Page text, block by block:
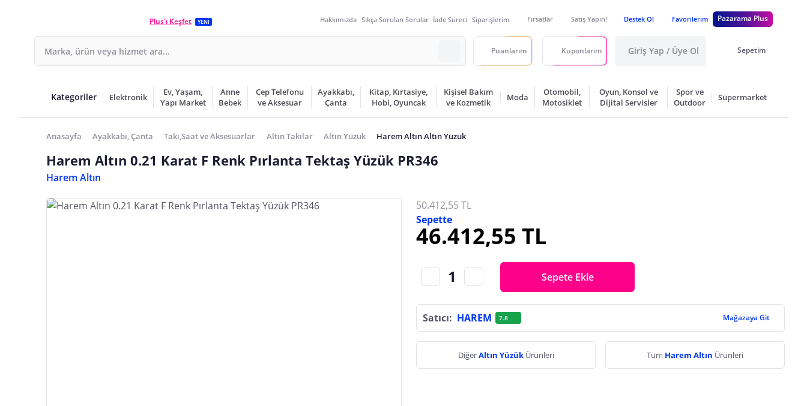
Plus'ı Keşfet YENİ Hakkımızda Sıkça Sorulan Sorular İade Süreci Siparişlerim Fırsatlar Satış Yapın! Destek Ol Favorilerim Pazarama Plus
Puanlarım Kuponlarım Giriş Yap / Üye Ol Sepetim
Kategoriler Elektronik
Ev, Yaşam,
Yapı Market
Anne
Bebek
Cep Telefonu
ve Aksesuar
Ayakkabı,
Çanta
Kitap, Kırtasiye,
Hobi, Oyuncak
Kişisel Bakım
ve Kozmetik
Moda
Otomobil,
Motosiklet
Oyun, Konsol ve
Dijital Servisler
Spor ve
Outdoor
Süpermarket
Anasayfa Ayakkabı, Çanta Takı,Saat ve Aksesuarlar Altın Takılar Altın Yüzük Harem Altın Altın Yüzük
Harem Altın 0.21 Karat F Renk Pırlanta Tektaş Yüzük PR346
Harem Altın
50.412,55 TL
Sepette
46.412,55 TL
Sepete Ekle
Satıcı: HAREM 7.8 Mağazaya Git
DiğerAltın Yüzük Ürünleri Tüm Harem Altın Ürünleri